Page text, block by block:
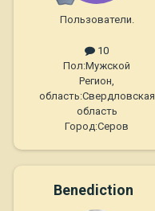
Пользователи.
10
Пол:Мужской
Регион,
область:Свердловская
область
Город:Серов
Benediction